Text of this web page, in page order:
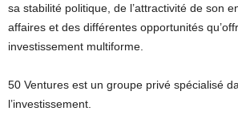
sa stabilité politique, de l’attractivité de son
affaires et des différentes opportunités
investissement multiforme.
50 Ventures est un groupe privé spécialisé
l’investissement.